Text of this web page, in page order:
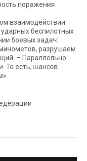
поражения
взаимодействии
беспилотных
боевых задач:
разрушаем
– Параллельно
То есть, шансов